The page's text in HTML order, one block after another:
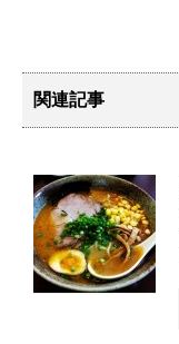
関連記事